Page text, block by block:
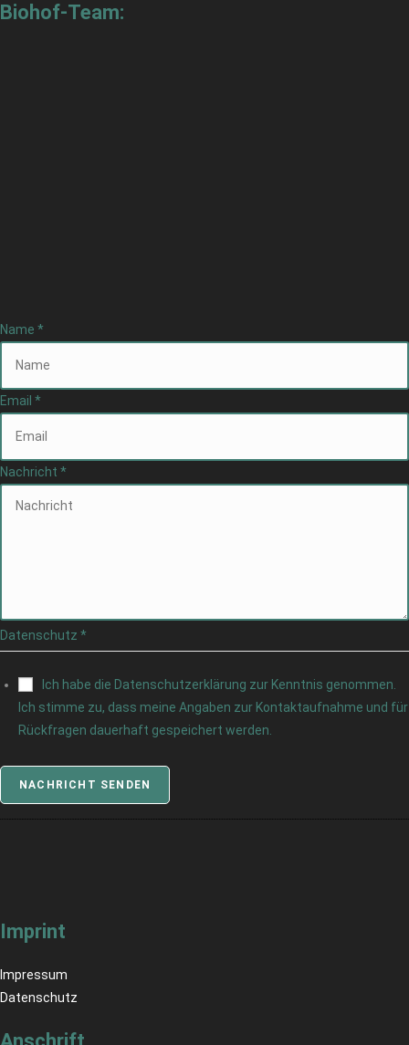
Biohof-Team:
Name *
Email *
Nachricht *
Datenschutz *
Ich habe die Datenschutzerklärung zur Kenntnis genommen.
Ich stimme zu, dass meine Angaben zur Kontaktaufnahme und für
Rückfragen dauerhaft gespeichert werden.
NACHRICHT SENDEN
Imprint
Impressum
Datenschutz